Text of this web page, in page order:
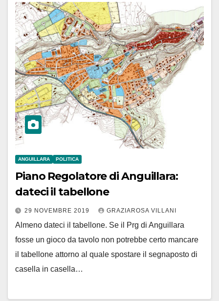
ANGUILLARA POLITICA
Piano Regolatore di Anguillara:
dateci il tabellone
29 NOVEMBRE 2019 GRAZIAROSA VILLANI
Almeno dateci il tabellone. Se il Prg di Anguillara
fosse un gioco da tavolo non potrebbe certo mancare
il tabellone attorno al quale spostare il segnaposto di
casella in casella…